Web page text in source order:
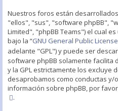
Nuestros foros están
"ellos", "sus", "software phpBB",
Limited", "phpBB Teams") el cual
bajo la “GNU General Public
adelante "GPL") y puede ser
software phpBB solamente facilita
y la GPL estrictamente los excluye
desaprobamos como conductas y/
información sobre phpBB, por
.